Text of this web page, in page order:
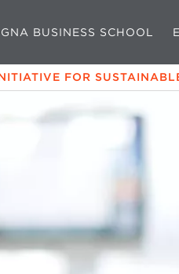
BUSINESS SCHOOL
FOR